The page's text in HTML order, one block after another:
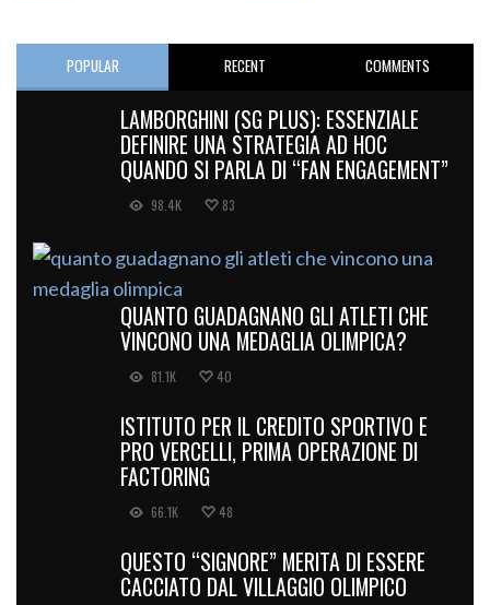
POPULAR RECENT COMMENTS
LAMBORGHINI (SG PLUS): ESSENZIALE
DEFINIRE UNA STRATEGIA AD HOC
QUANDO SI PARLA DI “FAN ENGAGEMENT”
98.4K 83
QUANTO GUADAGNANO GLI ATLETI CHE
VINCONO UNA MEDAGLIA OLIMPICA?
81.1K 40
ISTITUTO PER IL CREDITO SPORTIVO E
PRO VERCELLI, PRIMA OPERAZIONE DI
FACTORING
66.1K 48
QUESTO “SIGNORE” MERITA DI ESSERE
CACCIATO DAL VILLAGGIO OLIMPICO